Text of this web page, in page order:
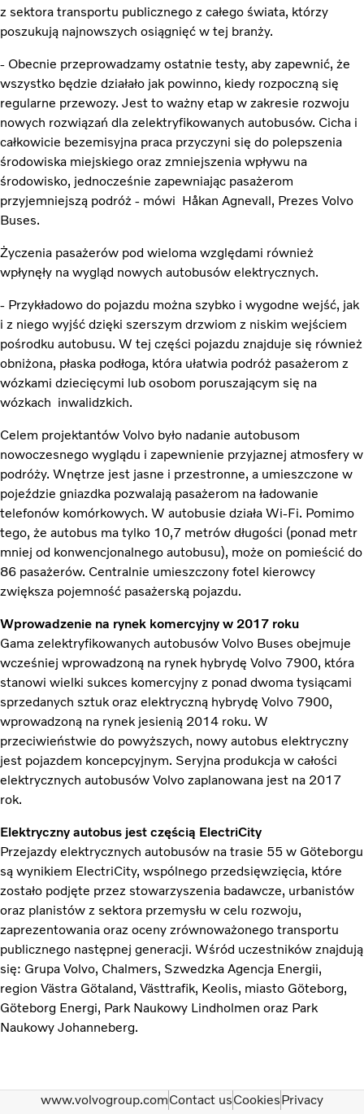
z sektora transportu publicznego z całego świata, którzy
poszukują najnowszych osiągnięć w tej branży.
- Obecnie przeprowadzamy ostatnie testy, aby zapewnić, że
wszystko będzie działało jak powinno, kiedy rozpoczną się
regularne przewozy. Jest to ważny etap w zakresie rozwoju
nowych rozwiązań dla zelektryfikowanych autobusów. Cicha i
całkowicie bezemisyjna praca przyczyni się do polepszenia
środowiska miejskiego oraz zmniejszenia wpływu na
środowisko, jednocześnie zapewniając pasażerom
przyjemniejszą podróż - mówi Håkan Agnevall, Prezes Volvo
Buses.
Życzenia pasażerów pod wieloma względami również
wpłynęły na wygląd nowych autobusów elektrycznych.
- Przykładowo do pojazdu można szybko i wygodne wejść, jak
i z niego wyjść dzięki szerszym drzwiom z niskim wejściem
pośrodku autobusu. W tej części pojazdu znajduje się również
obniżona, płaska podłoga, która ułatwia podróż pasażerom z
wózkami dziecięcymi lub osobom poruszającym się na
wózkach inwalidzkich.
Celem projektantów Volvo było nadanie autobusom
nowoczesnego wyglądu i zapewnienie przyjaznej atmosfery w
podróży. Wnętrze jest jasne i przestronne, a umieszczone w
pojeździe gniazdka pozwalają pasażerom na ładowanie
telefonów komórkowych. W autobusie działa Wi-Fi. Pomimo
tego, że autobus ma tylko 10,7 metrów długości (ponad metr
mniej od konwencjonalnego autobusu), może on pomieścić do
86 pasażerów. Centralnie umieszczony fotel kierowcy
zwiększa pojemność pasażerską pojazdu.
Wprowadzenie na rynek komercyjny w 2017 roku
Gama zelektryfikowanych autobusów Volvo Buses obejmuje
wcześniej wprowadzoną na rynek hybrydę Volvo 7900, która
stanowi wielki sukces komercyjny z ponad dwoma tysiącami
sprzedanych sztuk oraz elektryczną hybrydę Volvo 7900,
wprowadzoną na rynek jesienią 2014 roku. W
przeciwieństwie do powyższych, nowy autobus elektryczny
jest pojazdem koncepcyjnym. Seryjna produkcja w całości
elektrycznych autobusów Volvo zaplanowana jest na 2017
rok.
Elektryczny autobus jest częścią ElectriCity
Przejazdy elektrycznych autobusów na trasie 55 w Göteborgu
są wynikiem ElectriCity, wspólnego przedsięwzięcia, które
zostało podjęte przez stowarzyszenia badawcze, urbanistów
oraz planistów z sektora przemysłu w celu rozwoju,
zaprezentowania oraz oceny zrównoważonego transportu
publicznego następnej generacji. Wśród uczestników znajdują
się: Grupa Volvo, Chalmers, Szwedzka Agencja Energii,
region Västra Götaland, Västtrafik, Keolis, miasto Göteborg,
Göteborg Energi, Park Naukowy Lindholmen oraz Park
Naukowy Johanneberg.
www.volvogroup.comContact usCookiesPrivacy